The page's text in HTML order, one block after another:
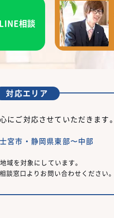
LINE相談
対応エリア
にご対応させていただきます。
宮市・静岡県東部〜中部
域を対象にしています。
談窓口よりお問い合わせください。